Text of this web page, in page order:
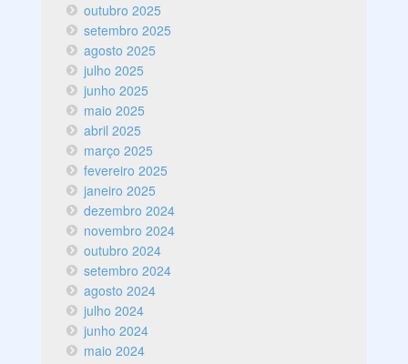
outubro 2025
setembro 2025
agosto 2025
julho 2025
junho 2025
maio 2025
abril 2025
março 2025
fevereiro 2025
janeiro 2025
dezembro 2024
novembro 2024
outubro 2024
setembro 2024
agosto 2024
julho 2024
junho 2024
maio 2024